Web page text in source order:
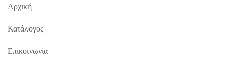
Αρχική
Κατάλογος
Επικοινωνία